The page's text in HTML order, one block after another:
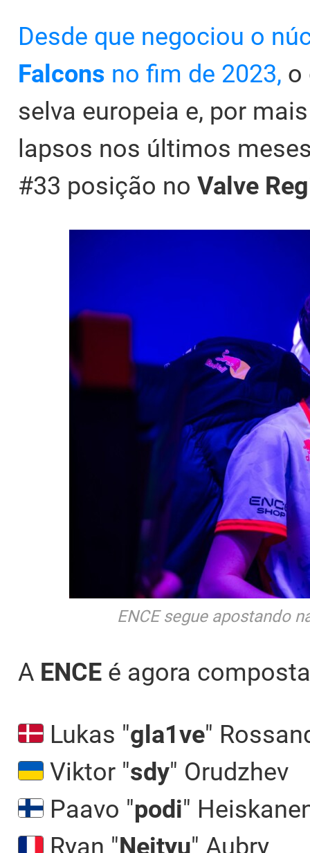
Desde que negociou o
Falcons no fim de 2023, o
selva europeia e, por
lapsos nos últimos
#33 posição no Valve
ENCE segue apostando
A ENCE é agora
Lukas "gla1ve"
Viktor "sdy" Orudzhev
Paavo "podi"
Ryan "Neityu" Aubry